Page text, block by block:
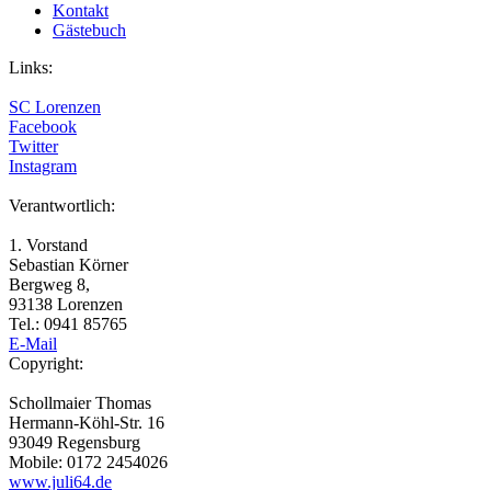
Kontakt
Gästebuch
Links:
SC Lorenzen
Facebook
Twitter
Instagram
Verantwortlich:
1. Vorstand
Sebastian Körner
Bergweg 8,
93138 Lorenzen
Tel.: 0941 85765
E-Mail
Copyright:
Schollmaier Thomas
Hermann-Köhl-Str. 16
93049 Regensburg
Mobile: 0172 2454026
www.juli64.de